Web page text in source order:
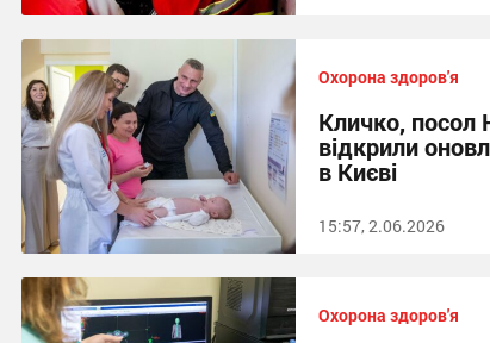
Охорона здоров'я
Кличко,
відкрили
в Києві
15:57, 2.06.2026
Охорона здоров'я